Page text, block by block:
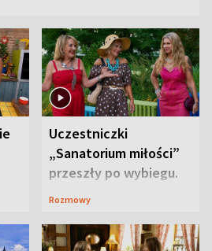
Uczestniczki
„Sanatorium miłości”
przeszły po wybiegu.
Te stylizacje
Rozmowy